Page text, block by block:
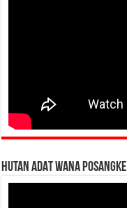
HUTAN ADAT WANA POSANGKE